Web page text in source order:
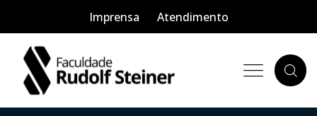
Imprensa Atendimento